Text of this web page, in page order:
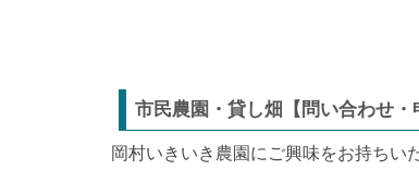
市民農園・貸し畑【問い合わせ・
岡村いきいき農園にご興味をお持ちい